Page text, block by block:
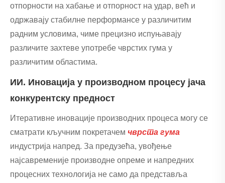
отпорности на хабање и отпорност на удар, већ и
одржавају стабилне перформансе у различитим
радним условима, чиме прецизно испуњавају
различите захтеве употребе чврстих гума у ​​
различитим областима.
ИИ. Иновација у производном процесу јача
конкурентску предност
Итеративне иновације производних процеса могу се
сматрати кључним покретачем чврста гума
индустрија напред. За предузећа, увођење
најсавременије производне опреме и напредних
процесних технологија не само да представља